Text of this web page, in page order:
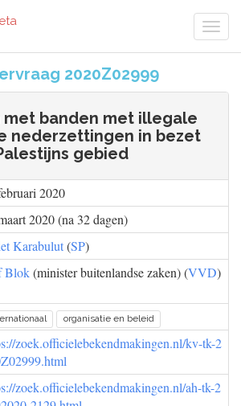
2020Z02999
met banden met illegale
nederzettingen in bezet
gebied
2020
2020 (na 32 dagen)
Karabulut(SP)
Blok(minister buitenlandse zaken) (VVD)
organisatie en beleid
zoek.officielebekendmakingen.nl/kv-tk-2
zoek.officielebekendmakingen.nl/ah-tk-2